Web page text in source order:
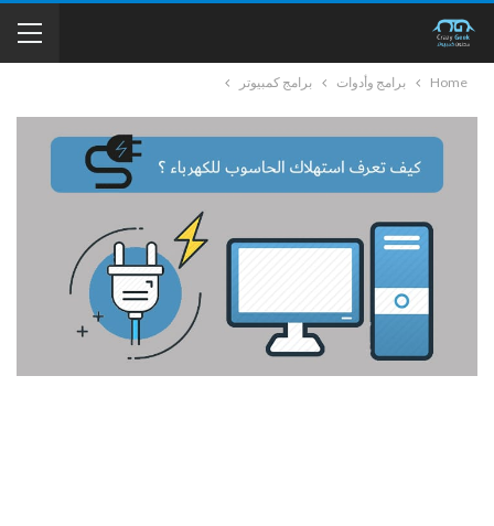
Home برامج وأدوات برامج كمبيوتر